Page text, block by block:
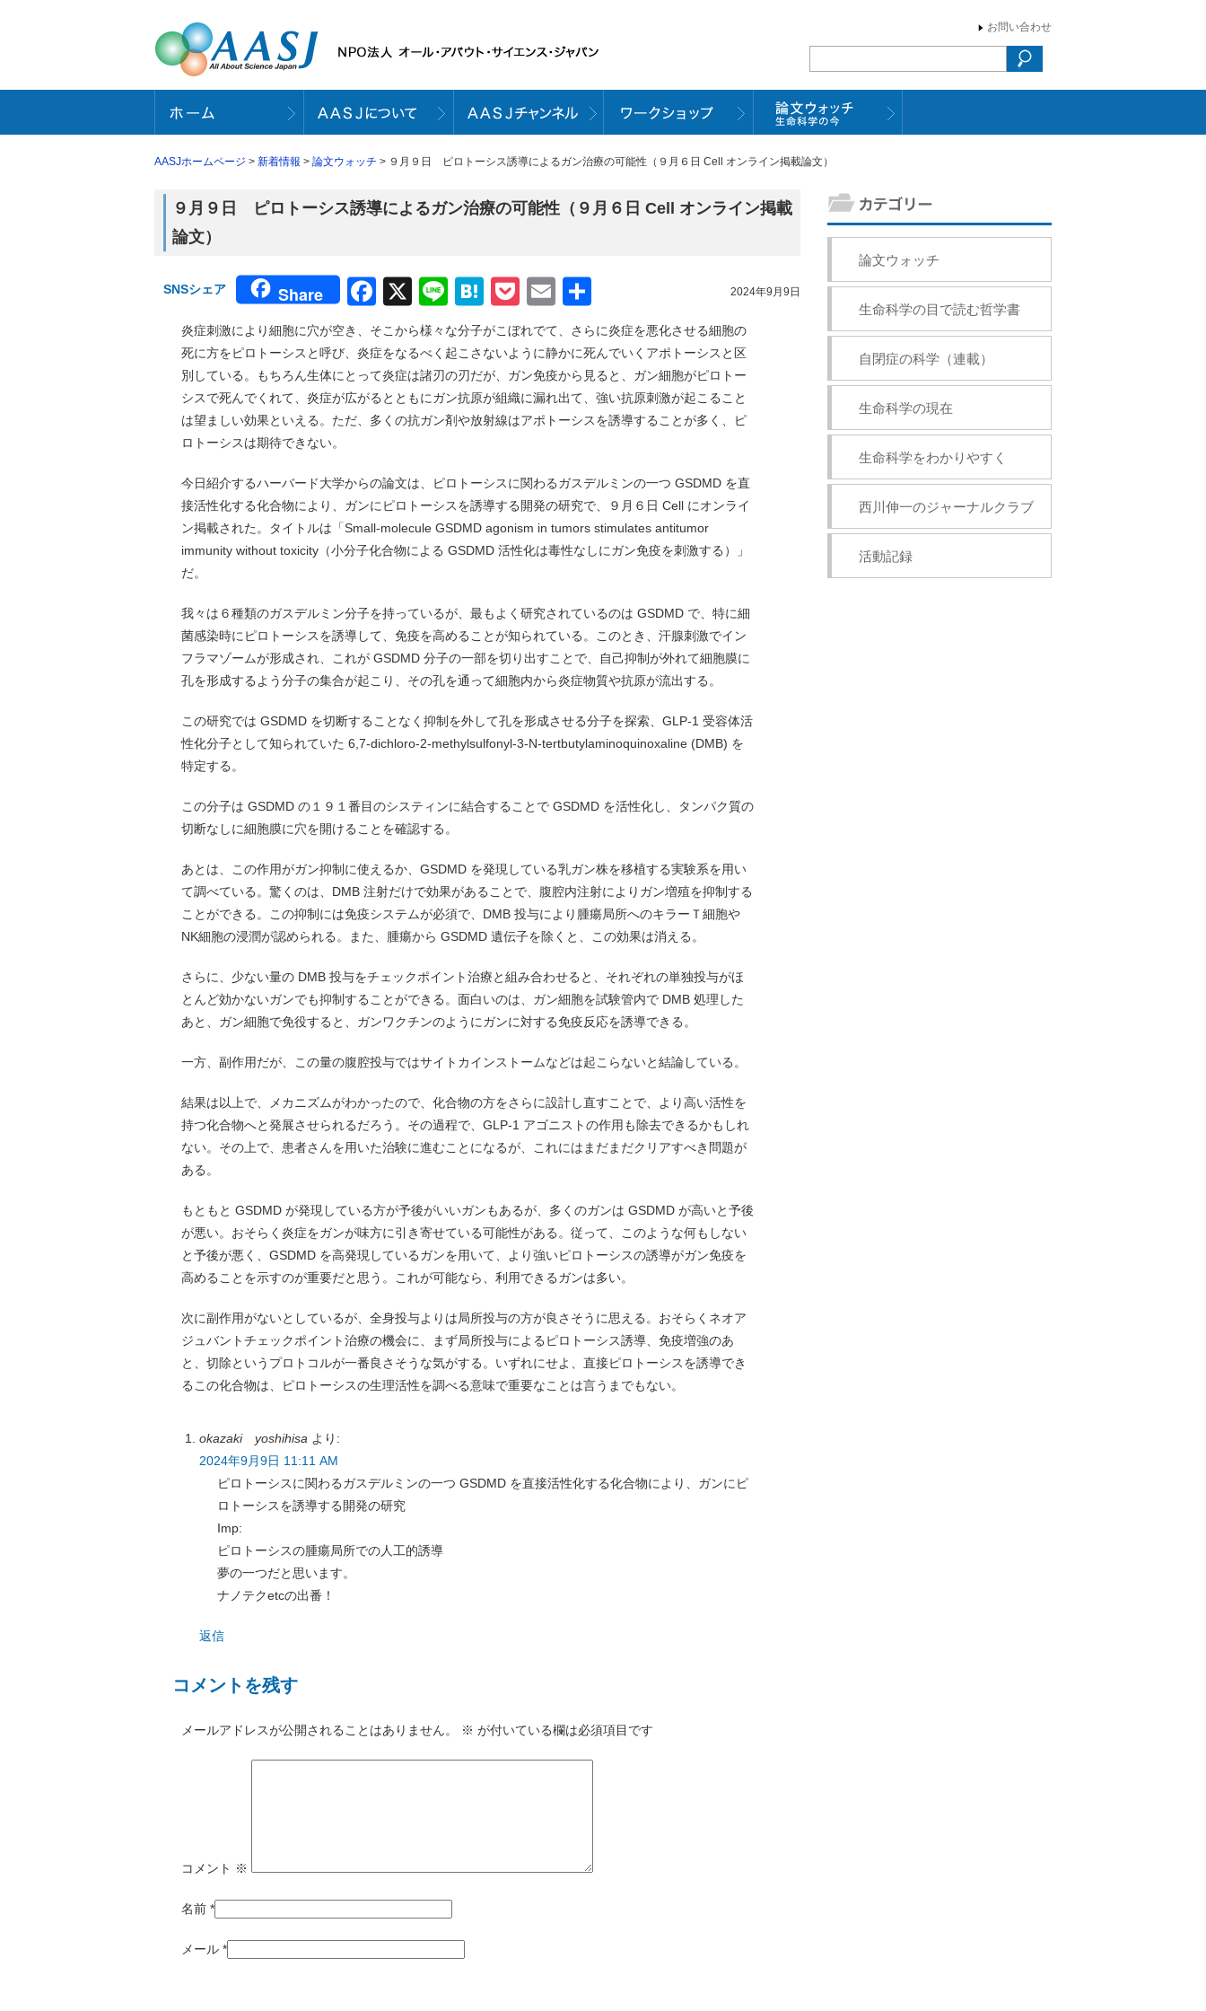
お問い合わせ
AASJホームページ > 新着情報 > 論文ウォッチ > ９月９日 ピロトーシス誘導によるガン治療の可能性（９月６日 Cell オンライン掲載論文）
９月９日 ピロトーシス誘導によるガン治療の可能性（９月６日 Cell オンライン掲載
論文）
2024年9月9日
SNSシェア Share Facebook
X LineHatena
Pocket
Email
有
炎症刺激により細胞に穴が空き、そこから様々な分子がこぼれでて、さらに炎症を悪化させる細胞の
死に方をピロトーシスと呼び、炎症をなるべく起こさないように静かに死んでいくアポトーシスと区
別している。もちろん生体にとって炎症は諸刃の刃だが、ガン免疫から見ると、ガン細胞がピロトー
シスで死んでくれて、炎症が広がるとともにガン抗原が組織に漏れ出て、強い抗原刺激が起こること
は望ましい効果といえる。ただ、多くの抗ガン剤や放射線はアポトーシスを誘導することが多く、ピ
ロトーシスは期待できない。
今日紹介するハーバード大学からの論文は、ピロトーシスに関わるガスデルミンの一つ GSDMD を直
接活性化する化合物により、ガンにピロトーシスを誘導する開発の研究で、９月６日 Cell にオンライ
ン掲載された。タイトルは「Small-molecule GSDMD agonism in tumors stimulates antitumor
immunity without toxicity（小分子化合物による GSDMD 活性化は毒性なしにガン免疫を刺激する）」
だ。
我々は６種類のガスデルミン分子を持っているが、最もよく研究されているのは GSDMD で、特に細
菌感染時にピロトーシスを誘導して、免疫を高めることが知られている。このとき、汗腺刺激でイン
フラマゾームが形成され、これが GSDMD 分子の一部を切り出すことで、自己抑制が外れて細胞膜に
孔を形成するよう分子の集合が起こり、その孔を通って細胞内から炎症物質や抗原が流出する。
この研究では GSDMD を切断することなく抑制を外して孔を形成させる分子を探索、GLP-1 受容体活
性化分子として知られていた 6,7-dichloro-2-methylsulfonyl-3-N-tertbutylaminoquinoxaline (DMB) を
特定する。
この分子は GSDMD の１９１番目のシスティンに結合することで GSDMD を活性化し、タンパク質の
切断なしに細胞膜に穴を開けることを確認する。
あとは、この作用がガン抑制に使えるか、GSDMD を発現している乳ガン株を移植する実験系を用い
て調べている。驚くのは、DMB 注射だけで効果があることで、腹腔内注射によりガン増殖を抑制する
ことができる。この抑制には免疫システムが必須で、DMB 投与により腫瘍局所へのキラーＴ細胞や
NK細胞の浸潤が認められる。また、腫瘍から GSDMD 遺伝子を除くと、この効果は消える。
さらに、少ない量の DMB 投与をチェックポイント治療と組み合わせると、それぞれの単独投与がほ
とんど効かないガンでも抑制することができる。面白いのは、ガン細胞を試験管内で DMB 処理した
あと、ガン細胞で免役すると、ガンワクチンのようにガンに対する免疫反応を誘導できる。
一方、副作用だが、この量の腹腔投与ではサイトカインストームなどは起こらないと結論している。
結果は以上で、メカニズムがわかったので、化合物の方をさらに設計し直すことで、より高い活性を
持つ化合物へと発展させられるだろう。その過程で、GLP-1 アゴニストの作用も除去できるかもしれ
ない。その上で、患者さんを用いた治験に進むことになるが、これにはまだまだクリアすべき問題が
ある。
もともと GSDMD が発現している方が予後がいいガンもあるが、多くのガンは GSDMD が高いと予後
が悪い。おそらく炎症をガンが味方に引き寄せている可能性がある。従って、このような何もしない
と予後が悪く、GSDMD を高発現しているガンを用いて、より強いピロトーシスの誘導がガン免疫を
高めることを示すのが重要だと思う。これが可能なら、利用できるガンは多い。
次に副作用がないとしているが、全身投与よりは局所投与の方が良さそうに思える。おそらくネオア
ジュバントチェックポイント治療の機会に、まず局所投与によるピロトーシス誘導、免疫増強のあ
と、切除というプロトコルが一番良さそうな気がする。いずれにせよ、直接ピロトーシスを誘導でき
るこの化合物は、ピロトーシスの生理活性を調べる意味で重要なことは言うまでもない。
okazaki yoshihisa より:
2024年9月9日 11:11 AM
ピロトーシスに関わるガスデルミンの一つ GSDMD を直接活性化する化合物により、ガンにピ
ロトーシスを誘導する開発の研究
Imp:
ピロトーシスの腫瘍局所での人工的誘導
夢の一つだと思います。
ナノテクetcの出番！
返信
コメントを残す
メールアドレスが公開されることはありません。 ※ が付いている欄は必須項目です
コメント ※
名前 *
メール *
論文ウォッチ
生命科学の目で読む哲学書
自閉症の科学（連載）
生命科学の現在
生命科学をわかりやすく
西川伸一のジャーナルクラブ
活動記録